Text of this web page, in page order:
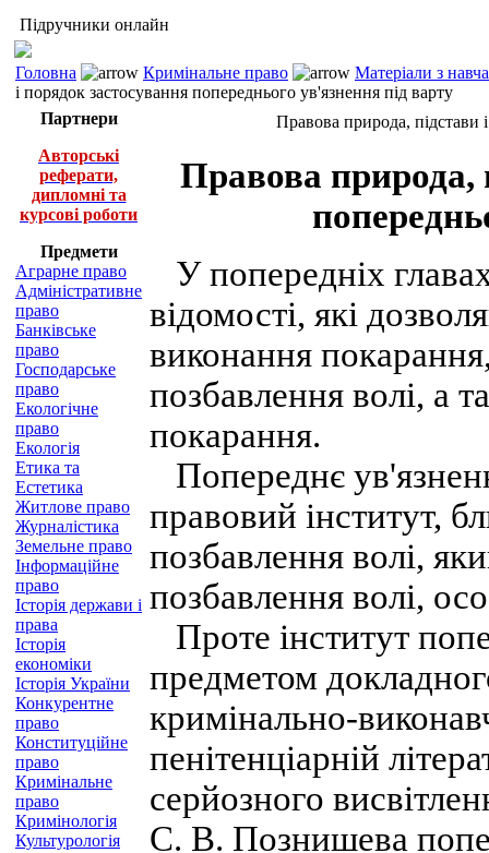
Підручники онлайн
Головна Кримінальне право
Матеріали з
і порядок застосування попереднього ув'язнення під варту
Партнери
Авторські
реферати,
дипломні та
курсові роботи
Предмети
Аграрне право
Адміністративне
право
Банківське
право
Господарське
право
Екологічне
право
Екологія
Етика та
Естетика
Житлове право
Журналістика
Земельне право
Інформаційне
право
Історія держави і
права
Історія
економіки
Історія України
Конкурентне
право
Конституційне
право
Кримінальне
право
Кримінологія
Культурологія
Правова природа, підстави
Правова природа,
У попередніх
відомості, які
виконання
позбавлення волі, а
покарання.
Попереднє
правовий інститут,
позбавлення волі,
позбавлення волі,
Проте інститут
предметом
кримінально-
пенітенціарній
серйозного
С. В. Познишева